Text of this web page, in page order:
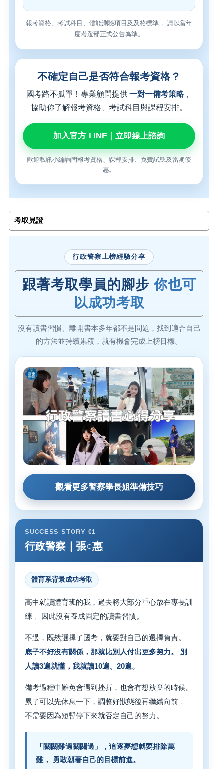
報考資格、考試科目、體能測驗項目及及格標準， 請以當年
度考選部正式公告為準。
不確定自己是否符合報考資格？
國考路不孤單！專業顧問提供 一對一備考策略，
協助你了解報考資格、考試科目與課程安排。
加入官方 LINE｜立即線上諮詢
歡迎私訊小編詢問報考資格、課程安排、免費試聽及當期優
惠。
考取見證
行政警察上榜經驗分享
跟著考取學員的腳步你也可
以成功考取
沒有讀書習慣、離開書本多年都不是問題，找到適合自己
的方法並持續累積，就有機會完成上榜目標。
觀看更多警察學長姐準備技巧
SUCCESS STORY 01
行政警察｜張○惠
體育系背景成功考取
高中就讀體育班的我，過去將大部分重心放在專長訓
練， 因此沒有養成固定的讀書習慣。
不過，既然選擇了國考，就要對自己的選擇負責。
底子不好沒有關係，那就比別人付出更多努力。 別
人讀3遍就懂，我就讀10遍、20遍。
備考過程中難免會遇到挫折，也會有想放棄的時候。
累了可以先休息一下，調整好狀態後再繼續向前，
不需要因為短暫停下來就否定自己的努力。
「關關難過關關過」，追逐夢想就要排除萬
難， 勇敢朝著自己的目標前進。